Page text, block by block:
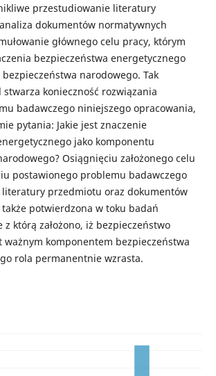
przestudiowanie literatury
dokumentów normatywnych
głównego celu pracy, którym
bezpieczeństwa energetycznego
narodowego. Tak
stwarza konieczność rozwiązania
badawczego niniejszego opracowania,
pytania: Jakie jest znaczenie
jako komponentu
Osiągnięciu założonego celu
postawionego problemu badawczego
literatury przedmiotu oraz dokumentów
potwierdzona w toku badań
którą założono, iż bezpieczeństwo
ważnym komponentem bezpieczeństwa
rola permanentnie wzrasta.